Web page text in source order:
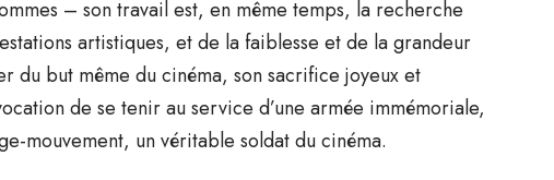
– son travail est, en même temps, la recherche
artistiques, et de la faiblesse et de la grandeur
du but même du cinéma, son sacrifice joyeux et
de se tenir au service d’une armée immémoriale,
mouvement, un véritable soldat du cinéma.